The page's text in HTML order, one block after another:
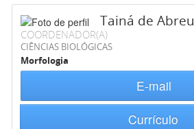
Tainá de Abreu
COORDENADOR(A)
CIÊNCIAS BIOLÓGICAS
Morfologia
E-mail
Currículo